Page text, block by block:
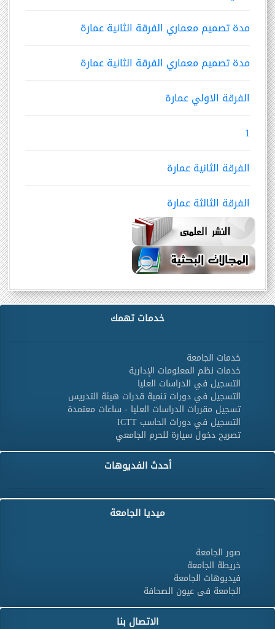
مدة تصميم معماري الفرقة الثانية عمارة
مدة تصميم معماري الفرقة الثانية عمارة
الفرقة الاولي عمارة
1
الفرقة الثانية عمارة
الفرقة الثالثة عمارة
خدمات تهمك
خدمات الجامعة
خدمات نظم المعلومات الإدارية
التسجيل في الدراسات العليا
التسجيل في دورات تنمية قدرات هيئة التدريس
تسجيل مقررات الدراسات العليا - ساعات معتمدة
التسجيل في دورات الحاسب ICTT
تصريح دخول سيارة للحرم الجامعي
أحدث الفديوهات
ميديا الجامعة
صور الجامعة
خريطة الجامعة
فيديوهات الجامعة
الجامعة فى عيون الصحافة
الاتصال بنا